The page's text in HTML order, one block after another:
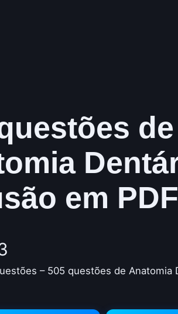
de
em
– 505 questões de Anatomia